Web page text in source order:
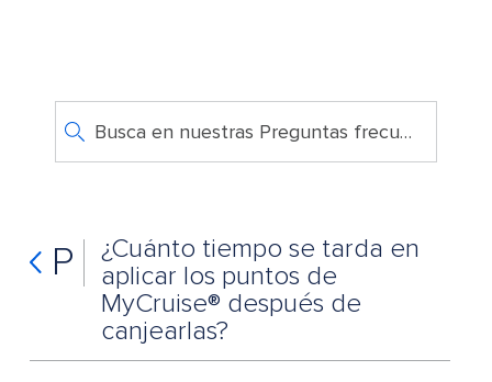
Busca en nuestras Preguntas frecuentes
P
¿Cuánto tiempo se tarda en
aplicar los puntos de
MyCruise® después de
canjearlas?